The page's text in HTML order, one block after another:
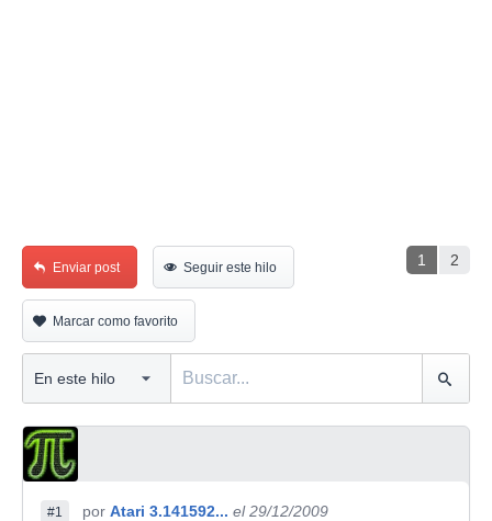
1 2
Enviar post Seguir este hilo
Marcar como favorito
#1 por Atari 3.141592... el 29/12/2009